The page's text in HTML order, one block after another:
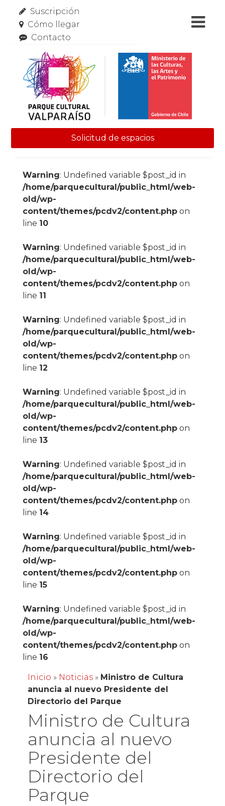
Suscripción
Cómo llegar
Contacto
Solicitud de espacios
Warning: Undefined variable $post_id in
/home/parquecultural/public_html/web-
old/wp-
content/themes/pcdv2/content.phpon
line 10
Warning: Undefined variable $post_id in
/home/parquecultural/public_html/web-
old/wp-
content/themes/pcdv2/content.phpon
line 11
Warning: Undefined variable $post_id in
/home/parquecultural/public_html/web-
old/wp-
content/themes/pcdv2/content.phpon
line 12
Warning: Undefined variable $post_id in
/home/parquecultural/public_html/web-
old/wp-
content/themes/pcdv2/content.phpon
line 13
Warning: Undefined variable $post_id in
/home/parquecultural/public_html/web-
old/wp-
content/themes/pcdv2/content.phpon
line 14
Warning: Undefined variable $post_id in
/home/parquecultural/public_html/web-
old/wp-
content/themes/pcdv2/content.phpon
line 15
Warning: Undefined variable $post_id in
/home/parquecultural/public_html/web-
old/wp-
content/themes/pcdv2/content.phpon
line 16
Inicio » Noticias» Ministro de Cultura
anuncia al nuevo Presidente del
Directorio del Parque
Ministro de Cultura
anuncia al nuevo
Presidente del
Directorio del
Parque